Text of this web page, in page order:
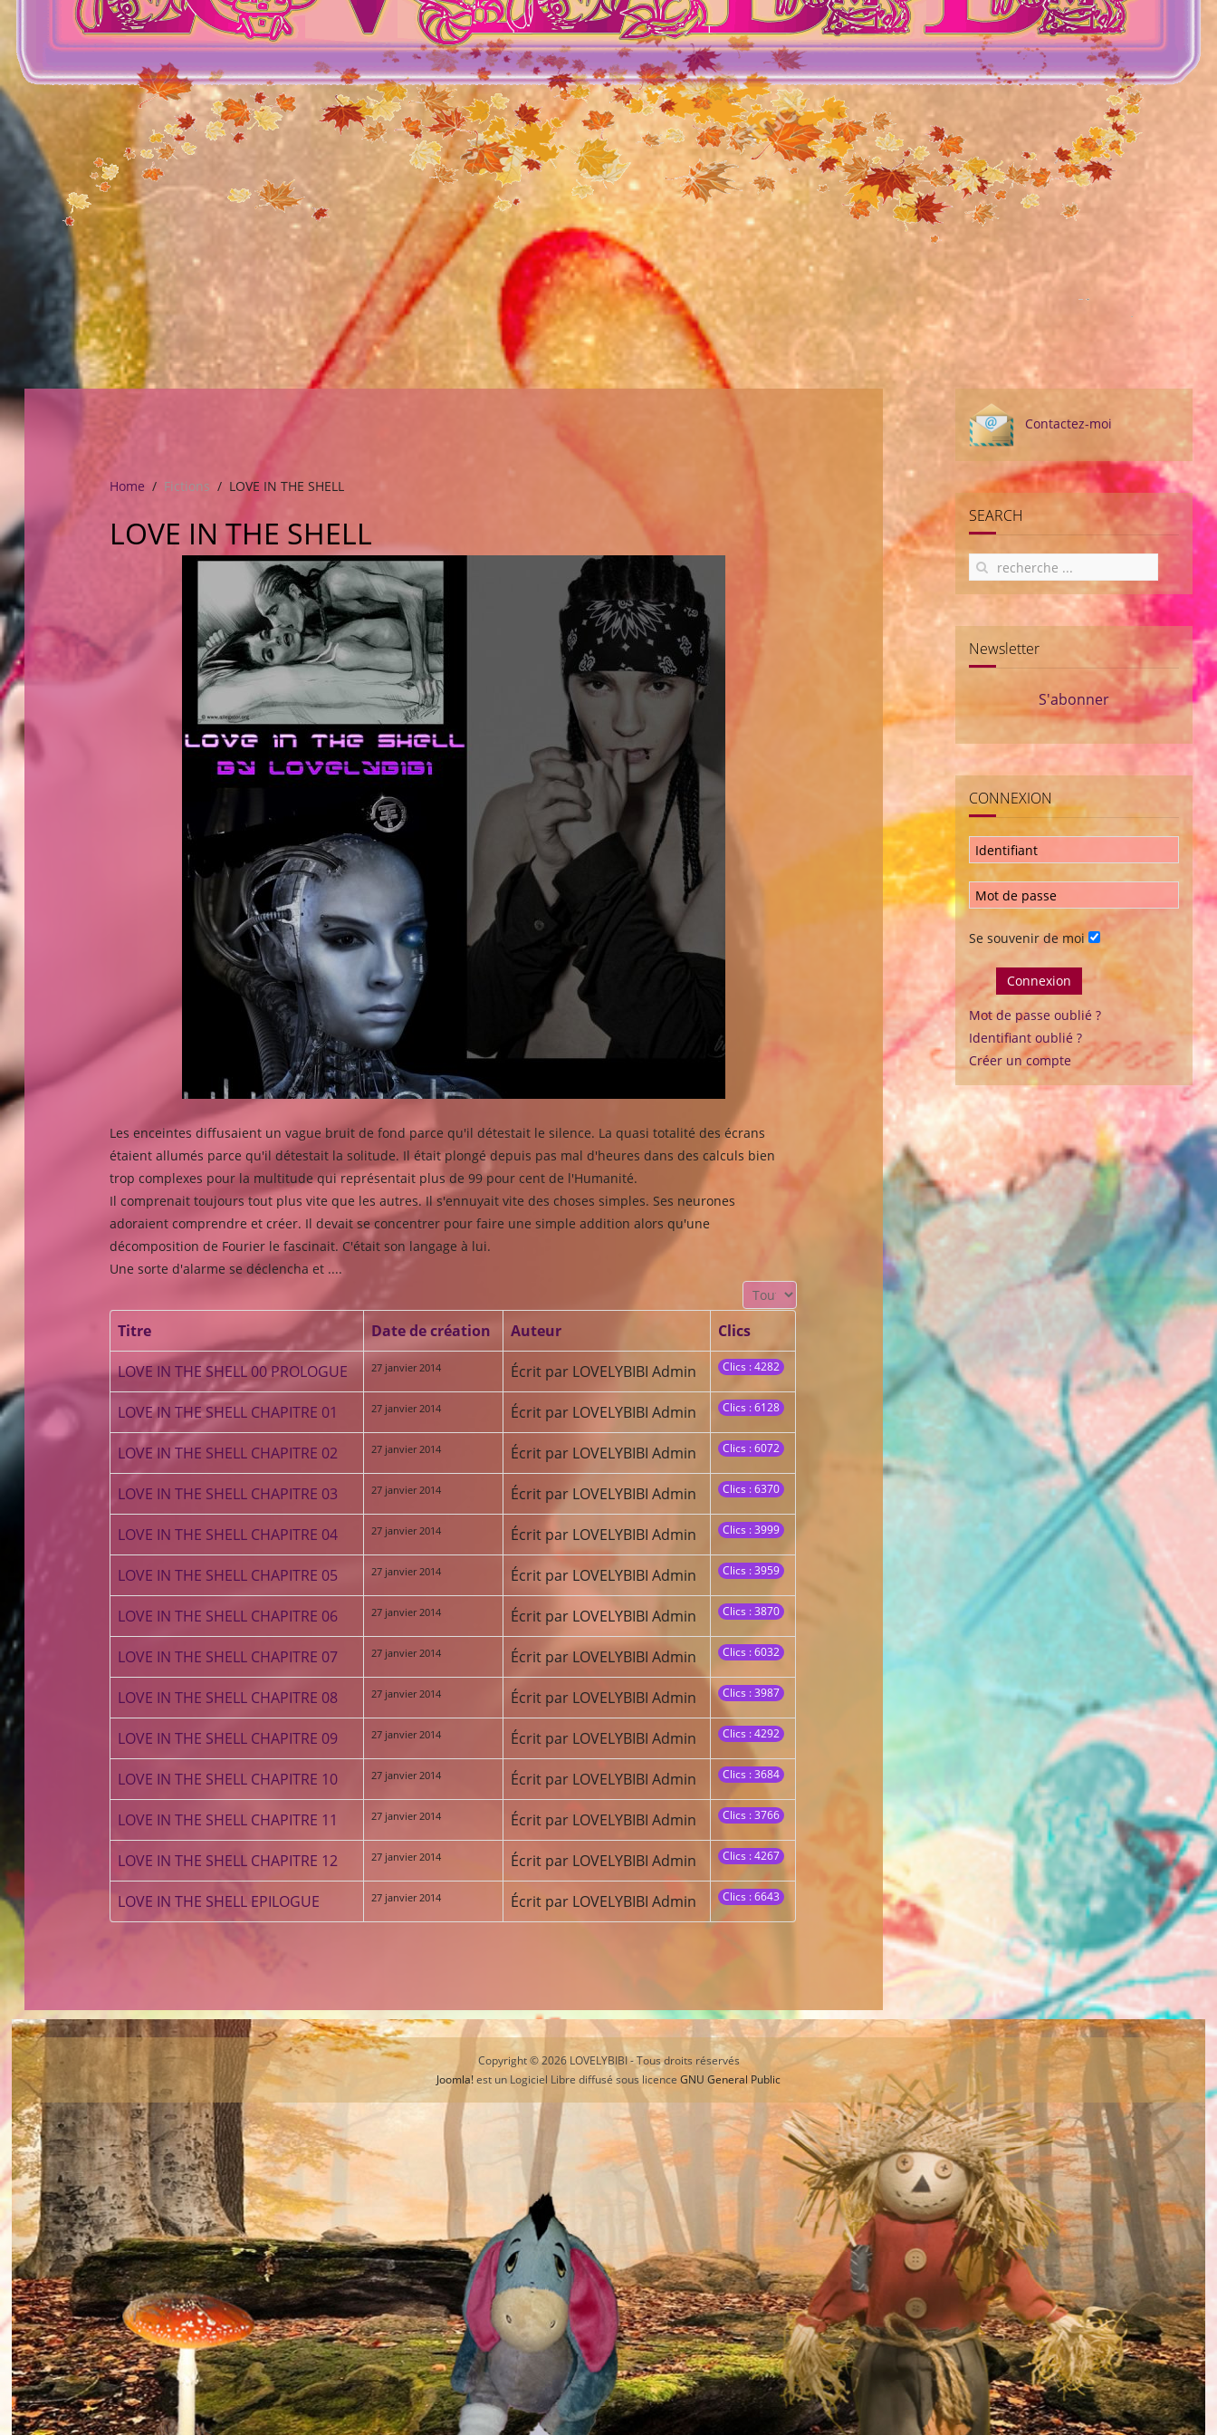
Home Fictions LOVE IN THE SHELL
LOVE IN THE SHELL
Les enceintes diffusaient un vague bruit de fond parce qu'il détestait le silence. La quasi totalité des écrans
étaient allumés parce qu'il détestait la solitude. Il était plongé depuis pas mal d'heures dans des calculs bien
trop complexes pour la multitude qui représentait plus de 99 pour cent de l'Humanité.
Il comprenait toujours tout plus vite que les autres. Il s'ennuyait vite des choses simples. Ses neurones
adoraient comprendre et créer. Il devait se concentrer pour faire une simple addition alors qu'une
décomposition de Fourier le fascinait. C'était son langage à lui.
Une sorte d'alarme se déclencha et ....
Affichage #
Titre Date de création Auteur Clics
LOVE IN THE SHELL 00 PROLOGUE 27 janvier 2014 Écrit par LOVELYBIBI Admin Clics : 4282
LOVE IN THE SHELL CHAPITRE 01 27 janvier 2014 Écrit par LOVELYBIBI Admin Clics : 6128
LOVE IN THE SHELL CHAPITRE 02 27 janvier 2014 Écrit par LOVELYBIBI Admin Clics : 6072
LOVE IN THE SHELL CHAPITRE 03 27 janvier 2014 Écrit par LOVELYBIBI Admin Clics : 6370
LOVE IN THE SHELL CHAPITRE 04 27 janvier 2014 Écrit par LOVELYBIBI Admin Clics : 3999
LOVE IN THE SHELL CHAPITRE 05 27 janvier 2014 Écrit par LOVELYBIBI Admin Clics : 3959
LOVE IN THE SHELL CHAPITRE 06 27 janvier 2014 Écrit par LOVELYBIBI Admin Clics : 3870
LOVE IN THE SHELL CHAPITRE 07 27 janvier 2014 Écrit par LOVELYBIBI Admin Clics : 6032
LOVE IN THE SHELL CHAPITRE 08 27 janvier 2014 Écrit par LOVELYBIBI Admin Clics : 3987
LOVE IN THE SHELL CHAPITRE 09 27 janvier 2014 Écrit par LOVELYBIBI Admin Clics : 4292
LOVE IN THE SHELL CHAPITRE 10 27 janvier 2014 Écrit par LOVELYBIBI Admin Clics : 3684
LOVE IN THE SHELL CHAPITRE 11 27 janvier 2014 Écrit par LOVELYBIBI Admin Clics : 3766
LOVE IN THE SHELL CHAPITRE 12 27 janvier 2014 Écrit par LOVELYBIBI Admin Clics : 4267
LOVE IN THE SHELL EPILOGUE 27 janvier 2014 Écrit par LOVELYBIBI Admin Clics : 6643
Contactez-moi
SEARCH
Newsletter
S'abonner
CONNEXION
Se souvenir de moi
Connexion
Mot de passe oublié ?
Identifiant oublié ?
Créer un compte
Copyright © 2026 LOVELYBIBI - Tous droits réservés
Joomla!est un Logiciel Libre diffusé sous licence GNU General Public